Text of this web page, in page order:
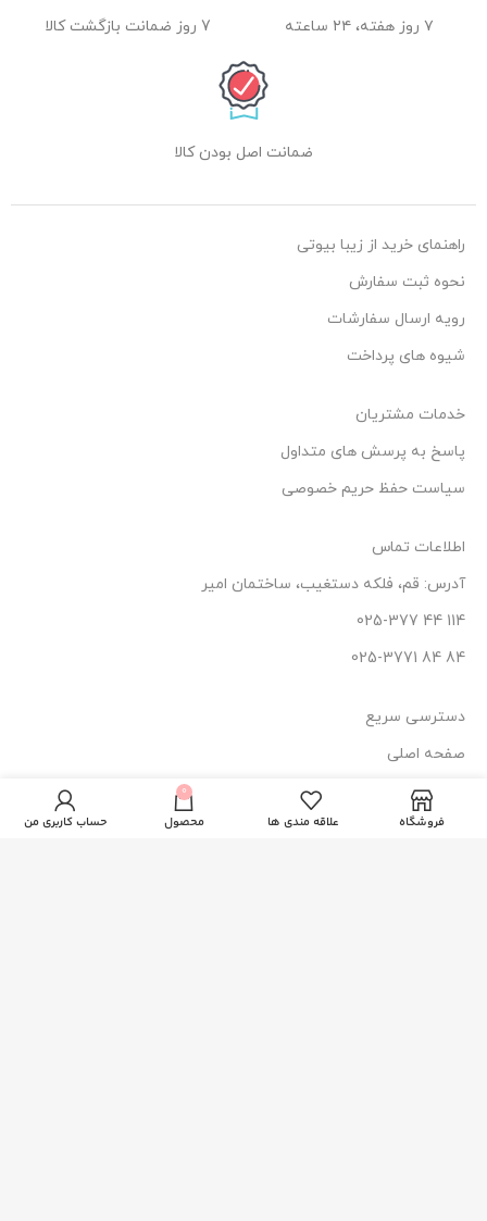
۷ روز هفته، ۲۴ ساعته 7 روز ضمانت بازگشت کالا
ضمانت اصل بودن کالا
راهنمای خرید از زیبا بیوتی
نحوه ثبت سفارش
رویه ارسال سفارشات
شیوه های پرداخت
خدمات مشتریان
پاسخ به پرسش های متداول
سیاست حفظ حریم خصوصی
اطلاعات تماس
آدرس: قم، فلکه دستغیب، ساختمان امیر
114 44 025-377
84 84 025-3771
دسترسی سریع
صفحه اصلی
فروشگاه
وبلاگ
درمالیفت (پوست
چرب و جوشدار)
135.000 ناموجود
فروشگاه علاقه مندی ها
0
محصول حساب کاربری من